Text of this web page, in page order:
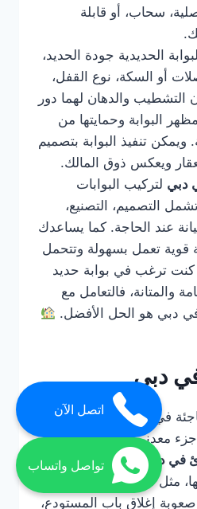
سحاب، أو قابلة
الحديدية جودة الحديد،
أو السكة، نوع القفل،
التشطيب والدهان لهما دور
البوابة وحمايتها من
ويمكن تنفيذ البوابة بتصميم
ويعكس ذوق المالك.
دبي لتركيب البوابات
التصميم، التصنيع،
عند الحاجة. كما يساعدك
تعمل بسهولة وتتحمل
كنت ترغب في بوابة حديد
والمتانة، فالتعامل مع
دبي هو الحل الأفضل.
دبي
في باب حديد أو بوابة أو
جزء معدني مهم، يصبح
في دبي أمرًا ضروريًا. بعض
مثل تعطل باب المحل،
إغلاق باب المستودع،
اتصل الآن
تواصل واتساب